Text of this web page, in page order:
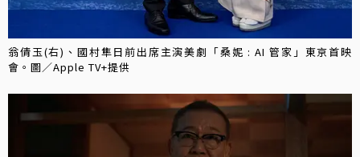
翁倩玉(右)、國村隼日前出席主演美劇「桑妮 : AI 管家」東京首映
會。圖／Apple TV+提供